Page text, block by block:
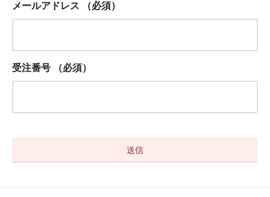
メールアドレス （必須）
受注番号 （必須）